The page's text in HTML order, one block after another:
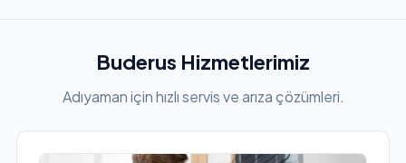
Buderus Hizmetlerimiz
Adıyaman için hızlı servis ve arıza çözümleri.